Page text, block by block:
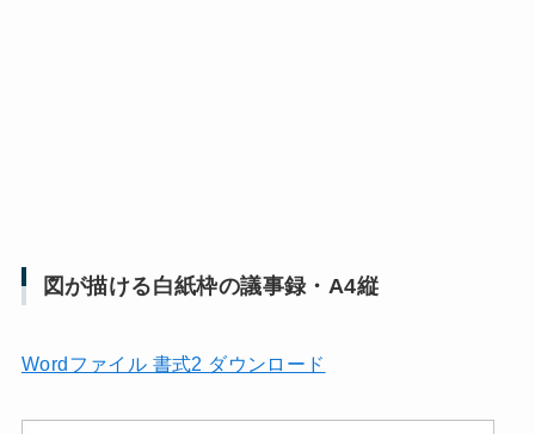
図が描ける白紙枠の議事録・A4縦
Wordファイル 書式2 ダウンロード